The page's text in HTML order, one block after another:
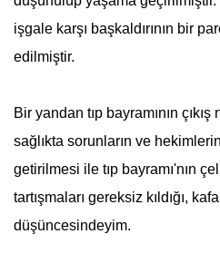
işgale karşı başkaldırının bir
edilmiştir.
Bir yandan tıp bayramının
sağlıkta sorunların ve
getirilmesi ile tıp bayramı'nın
tartışmaları gereksiz kıldığı, kafa
düşüncesindeyim.